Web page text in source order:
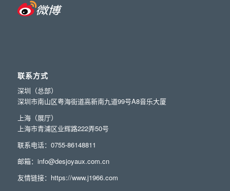
联系方式
深圳（总部）
深圳市南山区粤海街道高新南九道99号A8音乐大厦
上海（展厅）
上海市青浦区业辉路222弄50号
联系电话：0755-86148811
邮箱：info@desjoyaux.com.cn
友情链接： https://www.j1966.com